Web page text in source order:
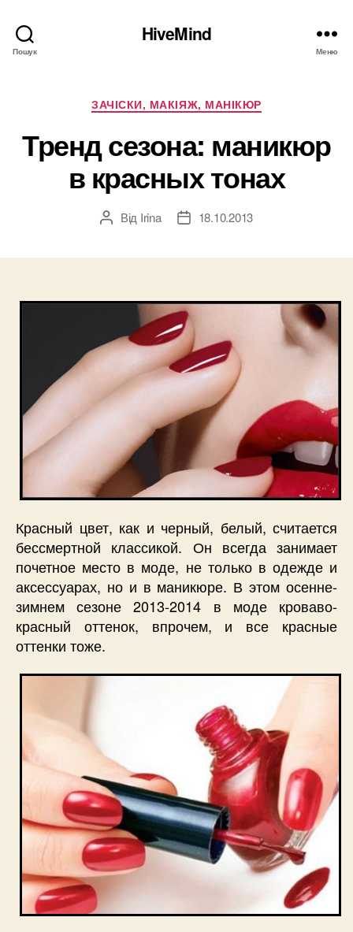
Пошук
HiveMind
Меню
Категорії
ЗАЧІСКИ, МАКІЯЖ, МАНІКЮР
Тренд сезона: маникюр
в красных тонах
Автор
Від Irina
Дата18.10.2013
Красный цвет, как и черный, белый, считается
бессмертной классикой. Он всегда занимает
почетное место в моде, не только в одежде и
аксессуарах, но и в маникюре. В этом осенне-
зимнем сезоне 2013-2014 в моде кроваво-
красный оттенок, впрочем, и все красные
оттенки тоже.